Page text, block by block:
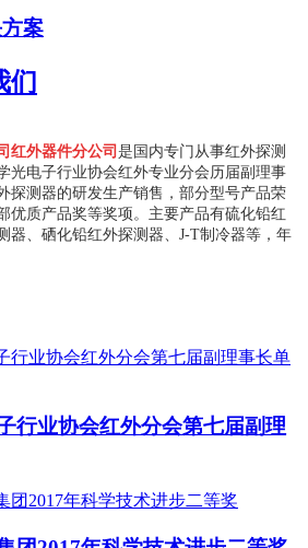
案
们
红外器件分公司 是国内专门从事红外探测
光电子行业协会红外专业分会历届副理事
探测器的研发生产销售，部分型号产品荣
优质产品奖等奖项。主要产品有硫化铅红
器、硒化铅红外探测器、J-T制冷器等，年
行业协会红外分会第七届副理